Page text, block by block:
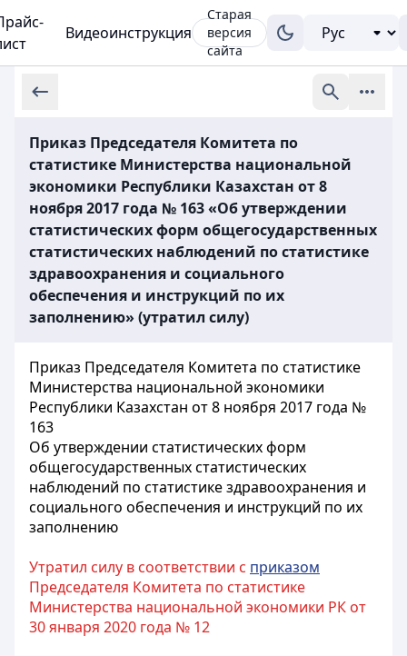
Видеоинструкция
Старая
версия
сайта
Приказ Председателя Комитета по
статистике Министерства национальной
экономики Республики Казахстан от 8
ноября 2017 года № 163 «Об утверждении
статистических форм общегосударственных
статистических наблюдений по статистике
здравоохранения и социального
обеспечения и инструкций по их
заполнению» (утратил силу)
Приказ Председателя Комитета по статистике
Министерства национальной экономики
Республики Казахстан от 8 ноября 2017 года №
163
Об утверждении статистических форм
общегосударственных статистических
наблюдений по статистике здравоохранения и
социального обеспечения и инструкций по их
заполнению
Утратил силу в соответствии с приказом
Председателя Комитета по статистике
Министерства национальной экономики РК от
30 января 2020 года № 12